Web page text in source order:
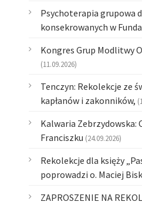
Psychoterapia grupowa
konsekrowanych w
Kongres Grup Modlitwy
(11.09.2026)
Tenczyn: Rekolekcje ze
kapłanów i zakonników,
Kalwaria Zebrzydowska:
Franciszku (24.09.2026)
Rekolekcje dla księży
poprowadzi o. Maciej
ZAPROSZENIE NA